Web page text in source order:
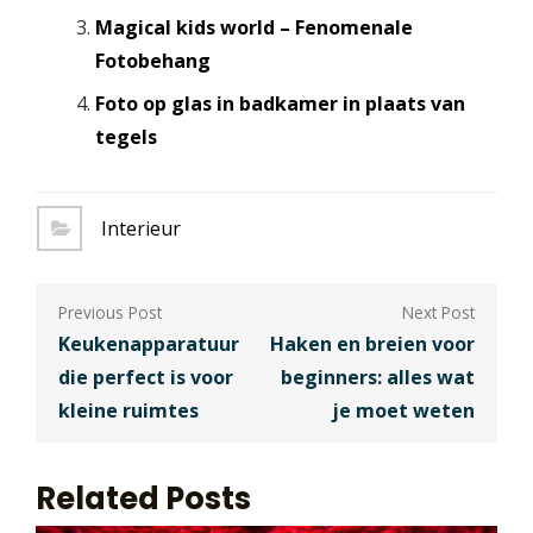
Magical kids world – Fenomenale
Fotobehang
Foto op glas in badkamer in plaats van
tegels
Interieur
Berichtnavigatie
Keukenapparatuur
die perfect is voor
kleine ruimtes
Haken en breien voor
beginners: alles wat
je moet weten
Related Posts